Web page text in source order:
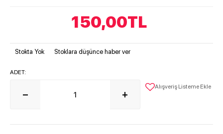
150,00TL
Stokta Yok Stoklara düşünce haber ver
ADET:
Alışveriş Listeme Ekle